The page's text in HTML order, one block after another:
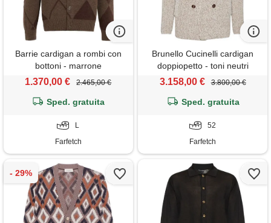
Barrie cardigan a rombi con
bottoni - marrone
1.370,00 € 2.465,00 €
Sped. gratuita
L
Farfetch
Brunello Cucinelli cardigan
doppiopetto - toni neutri
3.158,00 € 3.800,00 €
Sped. gratuita
52
Farfetch